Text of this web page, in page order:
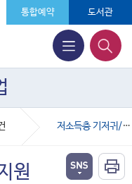
통합예약 도서관
저소득층 기저귀/분유 지원
원